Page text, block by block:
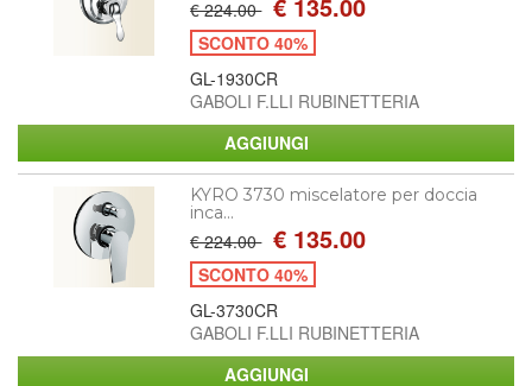
€ 224.00
SCONTO 40%
GL-1930CR
GABOLI F.LLI RUBINETTERIA
KYRO 3730 miscelatore per doccia
inca...
€ 224.00 € 135.00
SCONTO 40%
GL-3730CR
GABOLI F.LLI RUBINETTERIA